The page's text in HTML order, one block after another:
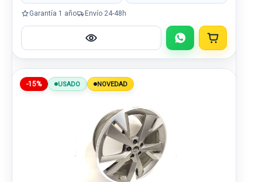
Garantía 1 año Envío 24-48h
-15% USADO NOVEDAD